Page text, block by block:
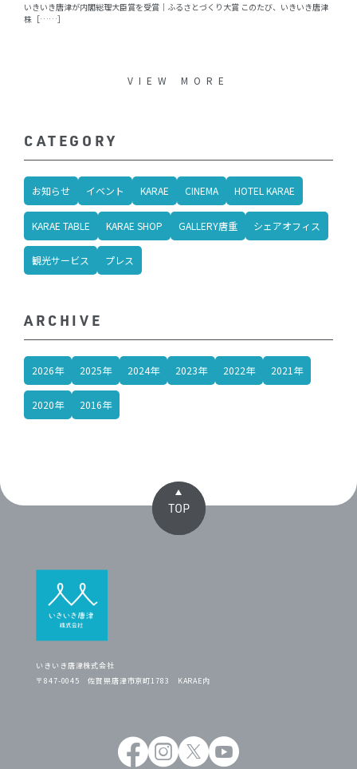
CATEGORY
お知らせ イベント KARAE CINEMA HOTEL KARAE
KARAE TABLE KARAE SHOP GALLERY唐重 シェアオフィス
観光サービス プレス
ARCHIVE
2026年 2025年 2024年 2023年 2022年 2021年
2020年 2016年
いきいき唐津が内閣総理大臣賞を受賞｜ふるさとづくり大賞 このたび、いきいき唐津
株［……］
VIEW MORE
TOP
いきいき唐津株式会社
〒847-0045 佐賀県唐津市京町1783 KARAE内